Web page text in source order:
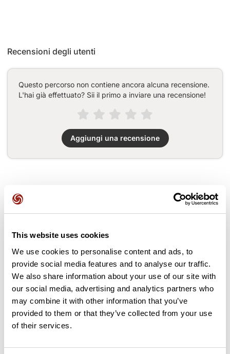
This website uses cookies
We use cookies to personalise content and ads, to
provide social media features and to analyse our traffic.
We also share information about your use of our site with
our social media, advertising and analytics partners who
may combine it with other information that you’ve
provided to them or that they’ve collected from your use
of their services.
Recensioni degli utenti
Questo percorso non contiene ancora alcuna recensione.
L'hai già effettuato? Sii il primo a inviare una recensione!
Aggiungi una recensione
20 km Port de Balès 1.755 m
24 km La Hourquette
26 km Port de Pierrefite 1.855 m
27 km Fourche de Fousserette 1.995 m
28 km Col du Lion 2.035 m